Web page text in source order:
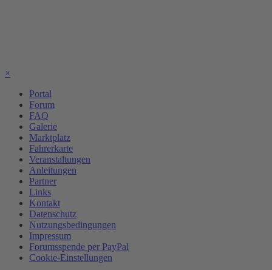
×
Portal
Forum
FAQ
Galerie
Marktplatz
Fahrerkarte
Veranstaltungen
Anleitungen
Partner
Links
Kontakt
Datenschutz
Nutzungsbedingungen
Impressum
Forumsspende per PayPal
Cookie-Einstellungen